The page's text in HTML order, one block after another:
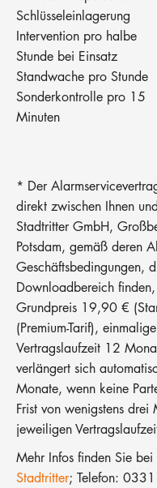
Schlüsseleinlagerung
Intervention pro halbe
Stunde bei Einsatz
Standwache pro Stunde
Sonderkontrolle pro 15
Minuten
* Der
direkt zwischen Ihnen
Stadtritter GmbH,
Potsdam, gemäß deren
Geschäftsbedingungen,
Downloadbereich
Grundpreis 19,90 €
(Premium-Tarif),
Vertragslaufzeit 12
verlängert sich
Monate, wenn keine
Frist von wenigstens
jeweiligen
Mehr Infos finden Sie
Stadtritter; Telefon: